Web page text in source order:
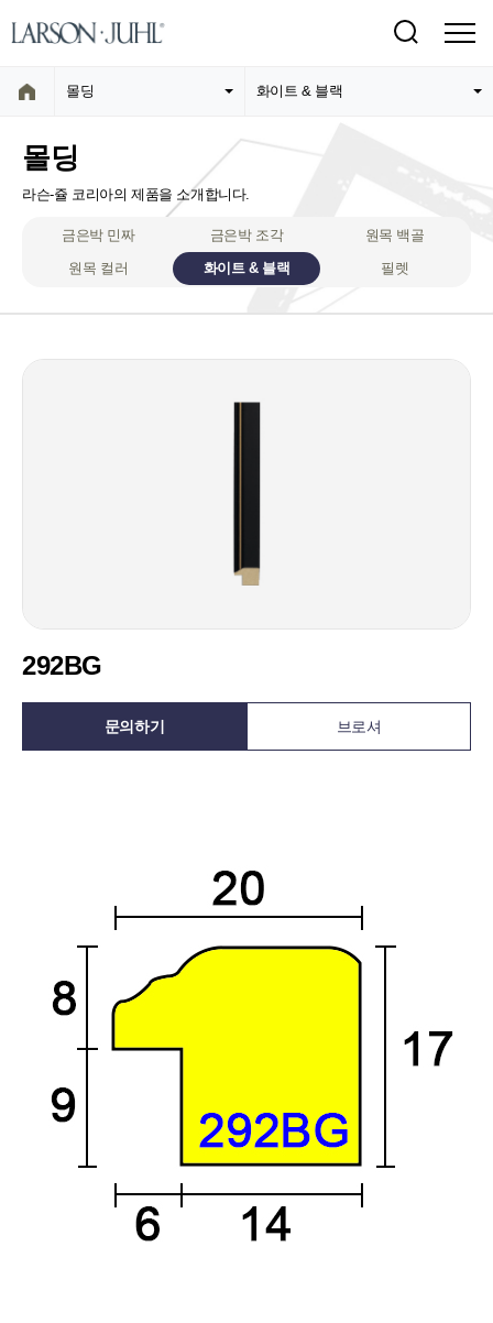
몰딩 화이트 & 블랙
몰딩
라슨-쥴 코리아의 제품을 소개합니다.
금은박 민짜 금은박 조각
원목 백골
원목 컬러
화이트 & 블랙 필렛
292BG
문의하기 브로셔